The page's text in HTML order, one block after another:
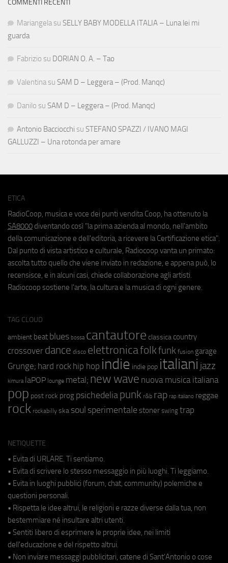
COMMENTI RECENTI
Mariangela su SELLY BABY MODELLA ITALIA – Luna lei mi
guarda
Fabrizio su DORIAN O. A. – Tao
Valentina su SAM D – Leggera – (Prod. Manqc)
Danilo su SAM D – Leggera – (Prod. Manqc)
Antonio Bacciocchi su STEFANO SPAZZI / IVANO MAGI
GALLUZZI – Una rotonda per amare
ETICA
RadioCoop, musica e voce dei punti vendita Coop, ha ottenuto la
SA8000 diventando così "la prima azienda al mondo, nell'ambito
della comunicazione e dell'editoria, a ricevere la Certificazione etica".
Dal punto di vista artistico e culturale, Radiocoop vanta un primato:
ascolta tutto quello che viene inviato in redazione, e appena può, lo
recensisce, e in alcuni casi, chiede collaborazione agli artisti.
Radiocoop sostiene l'arte, la cultura e la musica di ogni genere.
TAG CLOUD
ambient beat blues bossa cantautore classica country
crossover dance disco elettronicafolkfunk fusion garage
Grunge; hard rock hip hop indie indie pop italiani jazz
kimura laPOP lounge metal; new wave nuova musica italiana
pop post rock prog psichedeliapunk r&b rap rap italiano reggae
rock rockabilly ska soul sperimentale stoner swing trap
NETIQUETTE
• Evita di URLARE. Ti sentiamo.
• Evita di scrivere lo stesso messaggio in più luoghi. Ti leggiamo.
• Evita in luoghi pubblici (forum, chat, community) polemiche e
questioni personali.
• Rispetta le idee altrui, le religioni e razze diverse dalla tua, non
bestemmiare né insultare altri utenti.
• Sentiti libero di esprimere le proprie idee, nei limiti
dell'educazione e del rispetto altrui.
• Non inviare messaggi pubblicitari, catene di Sant'Antonio o cose